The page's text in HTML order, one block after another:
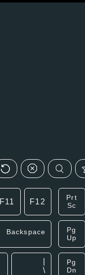
F11 F12
Prt
Sc
Backspace
Pg
Up
\
Pg
Dn